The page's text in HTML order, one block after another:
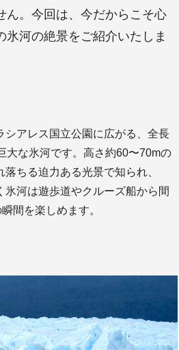
ん。今回は、今だからこそ心
河の絶景をご紹介いたしま
アレス国立公園に広がる、全長
大な氷河です。高さ約60〜70mの
ちる迫力ある光景で知られ、
氷河は遊歩道やクルーズ船から間
間を楽しめます。